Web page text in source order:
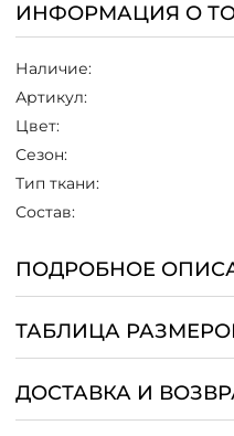
+7 (800) 511-35-10
ЗАКАЗАТЬ ЗВОНОК
ИНФОРМАЦИЯ О
Наличие:
Артикул:
Цвет:
Сезон:
Тип ткани:
Состав:
ПОДРОБНОЕ
ТАБЛИЦА
ДОСТАВКА И